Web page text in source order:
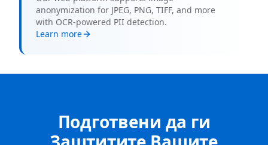
anonymization for JPEG, PNG, TIFF, and more
with OCR-powered PII detection.
Learn more
Подготвени да ги